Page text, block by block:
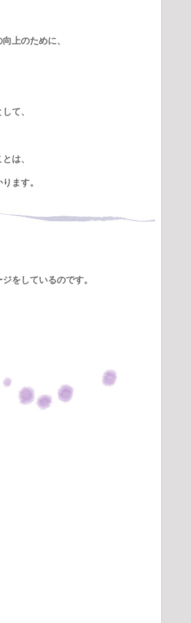
上のために、
て、
は、
ます。
をしているのです。